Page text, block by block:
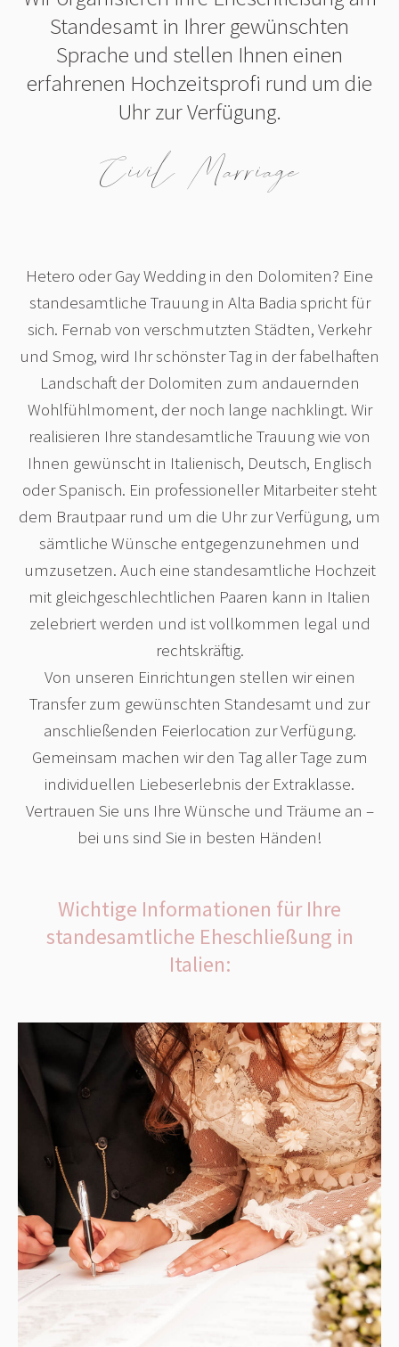
Standesamt in Ihrer gewünschten
Sprache und stellen Ihnen einen
erfahrenen Hochzeitsprofi rund um die
Uhr zur Verfügung.
Civil Marriage
Hetero oder Gay Wedding in den Dolomiten? Eine
standesamtliche Trauung in Alta Badia spricht für
sich. Fernab von verschmutzten Städten, Verkehr
und Smog, wird Ihr schönster Tag in der fabelhaften
Landschaft der Dolomiten zum andauernden
Wohlfühlmoment, der noch lange nachklingt. Wir
realisieren Ihre standesamtliche Trauung wie von
Ihnen gewünscht in Italienisch, Deutsch, Englisch
oder Spanisch. Ein professioneller Mitarbeiter steht
dem Brautpaar rund um die Uhr zur Verfügung, um
sämtliche Wünsche entgegenzunehmen und
umzusetzen. Auch eine standesamtliche Hochzeit
mit gleichgeschlechtlichen Paaren kann in Italien
zelebriert werden und ist vollkommen legal und
rechtskräftig.
Von unseren Einrichtungen stellen wir einen
Transfer zum gewünschten Standesamt und zur
anschließenden Feierlocation zur Verfügung.
Gemeinsam machen wir den Tag aller Tage zum
individuellen Liebeserlebnis der Extraklasse.
Vertrauen Sie uns Ihre Wünsche und Träume an –
bei uns sind Sie in besten Händen!
Wichtige Informationen für Ihre
standesamtliche Eheschließung in
Italien: